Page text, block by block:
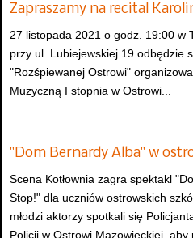
Zapraszamy na recital
27 listopada 2021 o godz. 19:00 w
przy ul. Lubiejewskiej 19 odbędzie
"Rozśpiewanej Ostrowi"
Muzyczną I stopnia w Ostrowi...
"Dom Bernardy Alba" w
Scena Kotłownia zagra spektakl
Stop!" dla uczniów ostrowskich
młodzi aktorzy spotkali się
Policji w Ostrowi Mazowieckiej, aby